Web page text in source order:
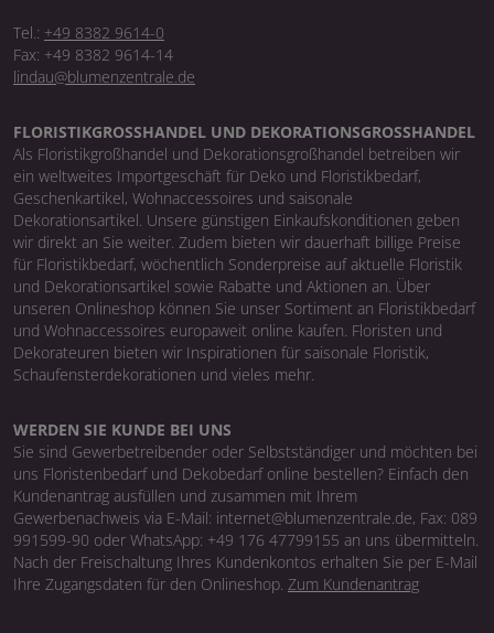
Tel.: +49 8382 9614-0
Fax: +49 8382 9614-14
lindau@blumenzentrale.de
FLORISTIKGROSSHANDEL UND DEKORATIONSGROSSHANDEL
Als Floristikgroßhandel und Dekorationsgroßhandel betreiben wir
ein weltweites Importgeschäft für Deko und Floristikbedarf,
Geschenkartikel, Wohnaccessoires und saisonale
Dekorationsartikel. Unsere günstigen Einkaufskonditionen geben
wir direkt an Sie weiter. Zudem bieten wir dauerhaft billige Preise
für Floristikbedarf, wöchentlich Sonderpreise auf aktuelle Floristik
und Dekorationsartikel sowie Rabatte und Aktionen an. Über
unseren Onlineshop können Sie unser Sortiment an Floristikbedarf
und Wohnaccessoires europaweit online kaufen. Floristen und
Dekorateuren bieten wir Inspirationen für saisonale Floristik,
Schaufensterdekorationen und vieles mehr.
WERDEN SIE KUNDE BEI UNS
Sie sind Gewerbetreibender oder Selbstständiger und möchten bei
uns Floristenbedarf und Dekobedarf online bestellen? Einfach den
Kundenantrag ausfüllen und zusammen mit Ihrem
Gewerbenachweis via E-Mail: internet@blumenzentrale.de, Fax: 089
991599-90 oder WhatsApp: +49 176 47799155 an uns übermitteln.
Nach der Freischaltung Ihres Kundenkontos erhalten Sie per E-Mail
Ihre Zugangsdaten für den Onlineshop. Zum Kundenantrag